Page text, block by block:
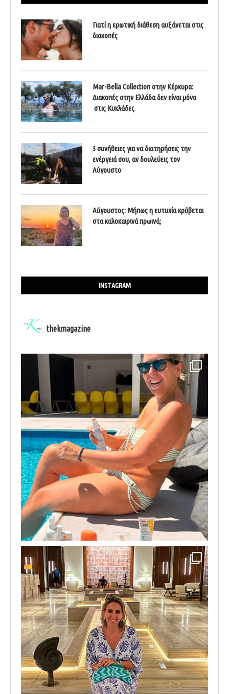
Γιατί η ερωτική διάθεση αυξάνεται στις
διακοπές
Mar-Bella Collection στην Κέρκυρα:
Διακοπές στην Ελλάδα δεν είναι μόνο
στις Κυκλάδες
5 συνήθειες για να διατηρήσεις την
ενέργειά σου, αν δουλεύεις τον
Αύγουστο
Αύγουστος: Μήπως η ευτυχία κρύβεται
στα καλοκαιρινά πρωινά;
INSTAGRAM
thekmagazine